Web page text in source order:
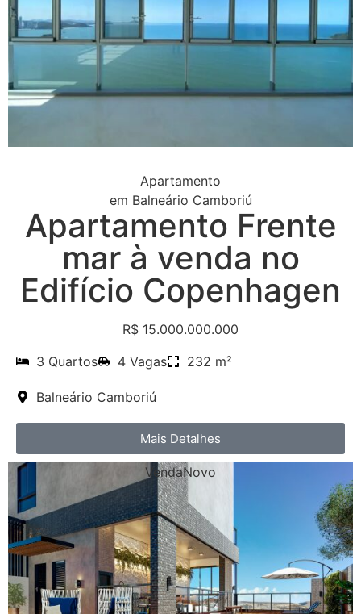
Apartamento
em Balneário Camboriú
Apartamento Frente
mar à venda no
Edifício Copenhagen
R$ 15.000.000.000
3 Quartos
4 Vagas 232 m²
Balneário Camboriú
Mais Detalhes
VendaNovo